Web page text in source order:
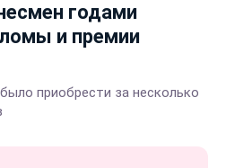
годами
и премии
приобрести за несколько